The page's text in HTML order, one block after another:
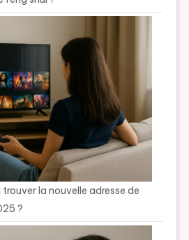
la nouvelle adresse de
?